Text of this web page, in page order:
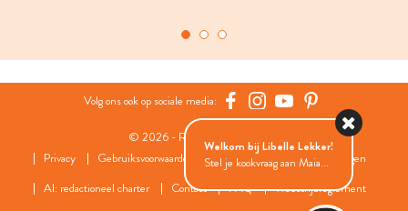
Volg ons ook op sociale media:
© 2026 - Roularta Media Group
Privacy
Gebruiksvoorwaarden Cookies
Cookies instellingen
AI: redactioneel charter
Contact FAQ
Wedstrijdreglement
Welkom bij Libelle Lekker!
Stel je kookvraag aan Maia...